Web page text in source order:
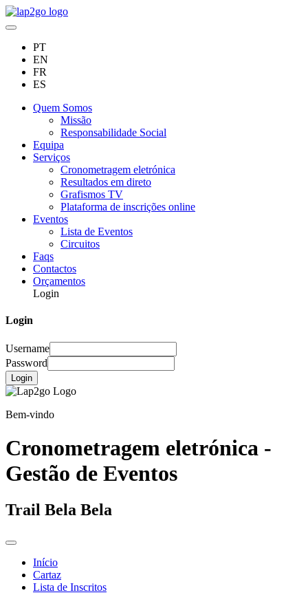
PT
EN
FR
ES
Quem Somos
Missão
Responsabilidade Social
Equipa
Serviços
Cronometragem eletrónica
Resultados em direto
Grafismos TV
Plataforma de inscrições online
Eventos
Lista de Eventos
Circuitos
Faqs
Contactos
Orçamentos
Login
Login
Username
Password
Login
Bem-vindo
Cronometragem eletrónica -
Gestão de Eventos
Trail Bela Bela
Início
Cartaz
Lista de Inscritos